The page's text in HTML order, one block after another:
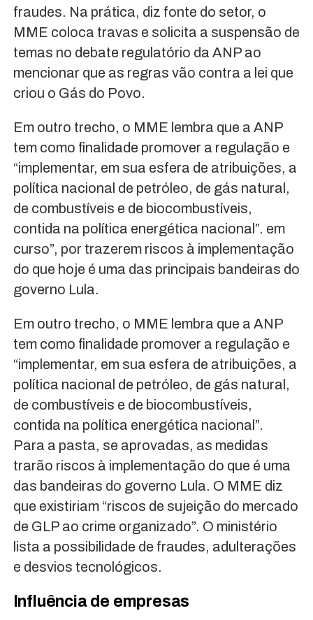
fraudes. Na prática, diz fonte do setor, o
MME coloca travas e solicita a suspensão de
temas no debate regulatório da ANP ao
mencionar que as regras vão contra a lei que
criou o Gás do Povo.
Em outro trecho, o MME lembra que a ANP
tem como finalidade promover a regulação e
“implementar, em sua esfera de atribuições, a
política nacional de petróleo, de gás natural,
de combustíveis e de biocombustíveis,
contida na política energética nacional”. em
curso”, por trazerem riscos à implementação
do que hoje é uma das principais bandeiras do
governo Lula.
Em outro trecho, o MME lembra que a ANP
tem como finalidade promover a regulação e
“implementar, em sua esfera de atribuições, a
política nacional de petróleo, de gás natural,
de combustíveis e de biocombustíveis,
contida na política energética nacional”.
Para a pasta, se aprovadas, as medidas
trarão riscos à implementação do que é uma
das bandeiras do governo Lula. O MME diz
que existiriam “riscos de sujeição do mercado
de GLP ao crime organizado”. O ministério
lista a possibilidade de fraudes, adulterações
e desvios tecnológicos.
Influência de empresas